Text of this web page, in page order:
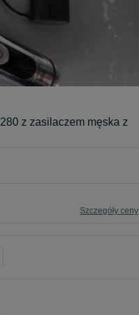
z zasilaczem męska z
Szczegóły ceny